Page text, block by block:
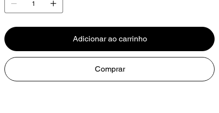
Adicionar ao carrinho
Comprar